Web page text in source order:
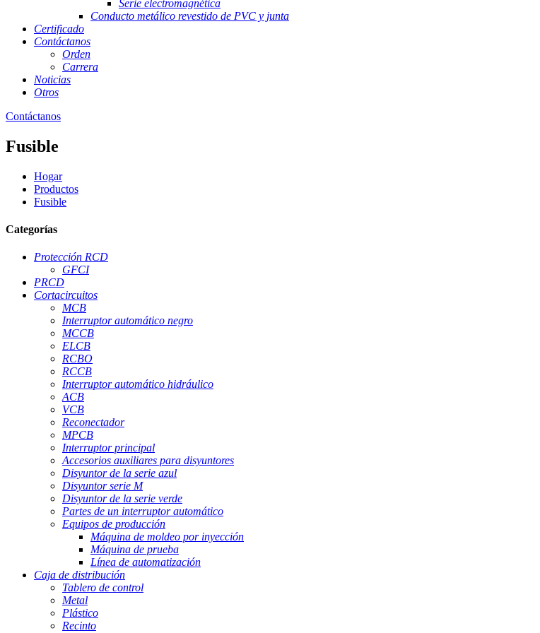
Serie electromagnética
Conducto metálico revestido de PVC y junta
Certificado
Contáctanos
Orden
Carrera
Noticias
Otros
Contáctanos
Fusible
Hogar
Productos
Fusible
Categorías
Protección RCD
GFCI
PRCD
Cortacircuitos
MCB
Interruptor automático negro
MCCB
ELCB
RCBO
RCCB
Interruptor automático hidráulico
ACB
VCB
Reconectador
MPCB
Interruptor principal
Accesorios auxiliares para disyuntores
Disyuntor de la serie azul
Disyuntor serie M
Disyuntor de la serie verde
Partes de un interruptor automático
Equipos de producción
Máquina de moldeo por inyección
Máquina de prueba
Línea de automatización
Caja de distribución
Tablero de control
Metal
Plástico
Recinto